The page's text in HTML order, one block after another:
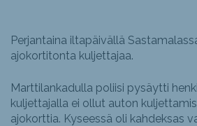
Perjantaina iltapäivällä
ajokortitonta kuljettajaa.
Marttilankadulla poliisi pysäytti
kuljettajalla ei ollut auton
ajokorttia. Kyseessä oli kahdeksas